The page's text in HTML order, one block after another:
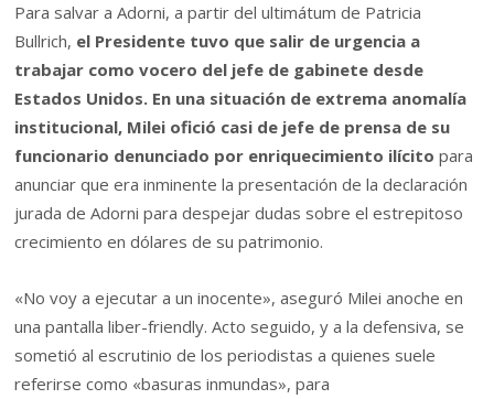
Para salvar a Adorni, a partir del ultimátum de Patricia
Bullrich, el Presidente tuvo que salir de urgencia a
trabajar como vocero del jefe de gabinete desde
Estados Unidos. En una situación de extrema anomalía
institucional, Milei ofició casi de jefe de prensa de su
funcionario denunciado por enriquecimiento ilícitopara
anunciar que era inminente la presentación de la declaración
jurada de Adorni para despejar dudas sobre el estrepitoso
crecimiento en dólares de su patrimonio.
«No voy a ejecutar a un inocente», aseguró Milei anoche en
una pantalla liber-friendly. Acto seguido, y a la defensiva, se
sometió al escrutinio de los periodistas a quienes suele
referirse como «basuras inmundas», para